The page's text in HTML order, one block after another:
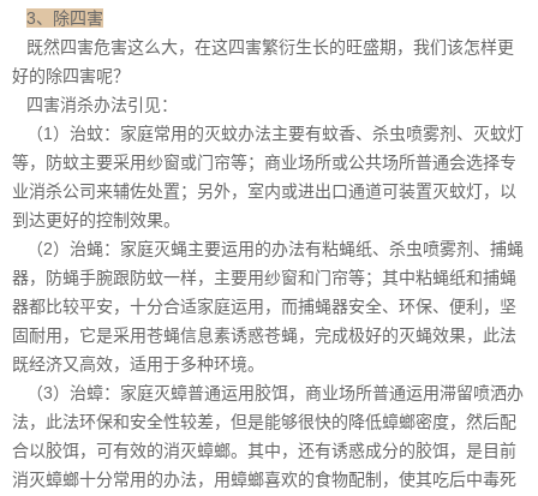
3、除四害
既然四害危害这么大，在这四害繁衍生长的旺盛期，我们该怎样更
好的除四害呢？
四害消杀办法引见：
（1）治蚊：家庭常用的灭蚊办法主要有蚊香、杀虫喷雾剂、灭蚊灯
等，防蚊主要采用纱窗或门帘等；商业场所或公共场所普通会选择专
业消杀公司来辅佐处置；另外，室内或进出口通道可装置灭蚊灯，以
到达更好的控制效果。
（2）治蝇：家庭灭蝇主要运用的办法有粘蝇纸、杀虫喷雾剂、捕蝇
器，防蝇手腕跟防蚊一样，主要用纱窗和门帘等；其中粘蝇纸和捕蝇
器都比较平安，十分合适家庭运用，而捕蝇器安全、环保、便利，坚
固耐用，它是采用苍蝇信息素诱惑苍蝇，完成极好的灭蝇效果，此法
既经济又高效，适用于多种环境。
（3）治蟑：家庭灭蟑普通运用胶饵，商业场所普通运用滞留喷洒办
法，此法环保和安全性较差，但是能够很快的降低蟑螂密度，然后配
合以胶饵，可有效的消灭蟑螂。其中，还有诱惑成分的胶饵，是目前
消灭蟑螂十分常用的办法，用蟑螂喜欢的食物配制，使其吃后中毒死